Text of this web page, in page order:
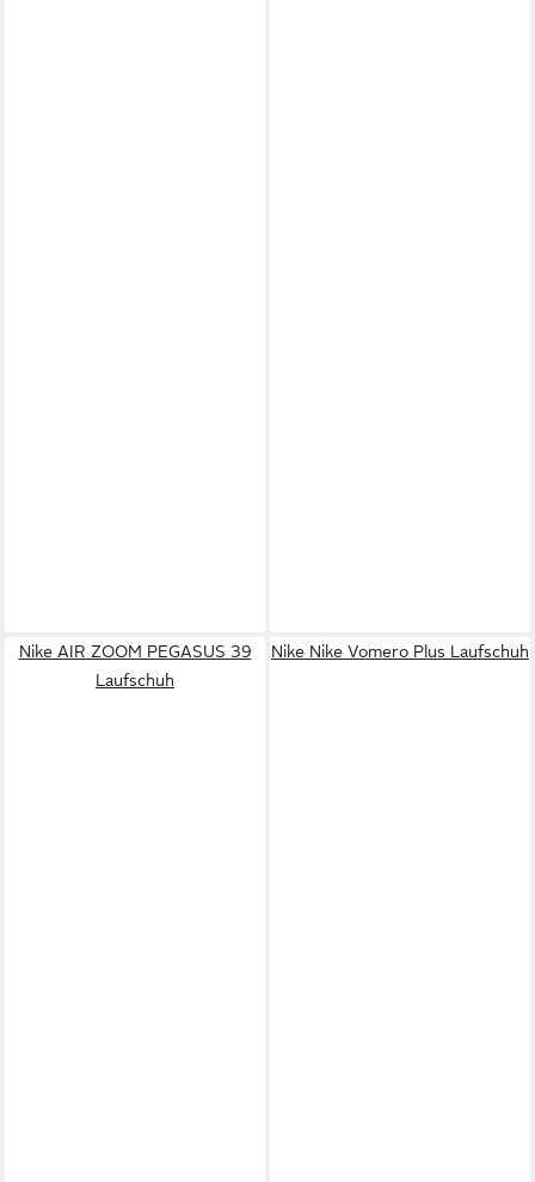
Nike AIR ZOOM PEGASUS 39
Laufschuh
Nike Nike Vomero Plus Laufschuh